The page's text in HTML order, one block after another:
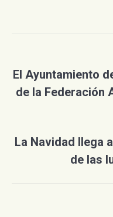
entre
El Ayuntamiento
de la Federación
La Navidad llega
de las